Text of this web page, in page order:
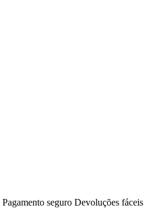
Pagamento seguro Devoluções fáceis